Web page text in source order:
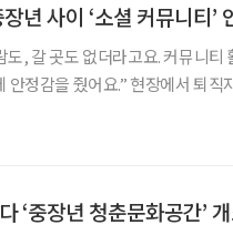
년 사이 ‘소셜 커뮤니티’
, 갈 곳도 없더라고요. 커뮤니티
정감을 줬어요.” 현장에서 퇴직
‘중장년 청춘문화공간’